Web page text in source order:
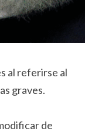
al referirse al
graves.
de